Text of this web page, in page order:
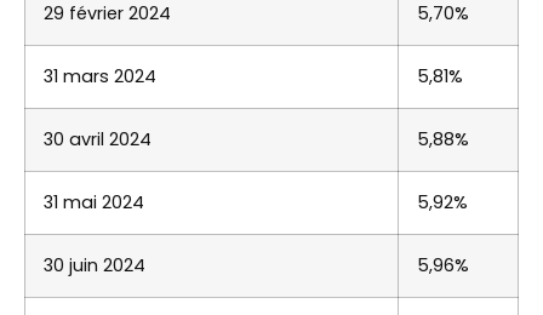
29 février 2024 5,70%
31 mars 2024 5,81%
30 avril 2024 5,88%
31 mai 2024 5,92%
30 juin 2024 5,96%